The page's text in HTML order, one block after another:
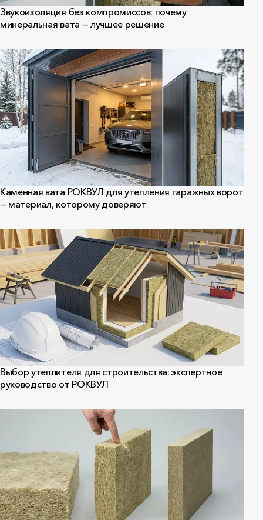
Звукоизоляция без компромиссов: почему
минеральная вата — лучшее решение
Каменная вата РОКВУЛ для утепления гаражных ворот
— материал, которому доверяют
Выбор утеплителя для строительства: экспертное
руководство от РОКВУЛ